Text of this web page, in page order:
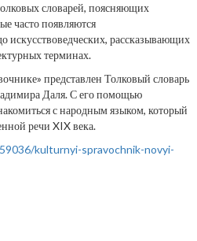
словарей, поясняющих
часто появляются
искусствоведческих, рассказывающих
терминах.
представлен Толковый словарь
Даля. С его помощью
с народным языком, который
речи XIX века.
kulturnyi-spravochnik-novyi-